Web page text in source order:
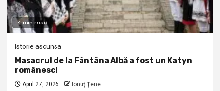
4 min read
Istorie ascunsa
Masacrul de la Fântâna Albă a fost un Katyn
românesc!
April 27, 2026 Ionuţ Ţene